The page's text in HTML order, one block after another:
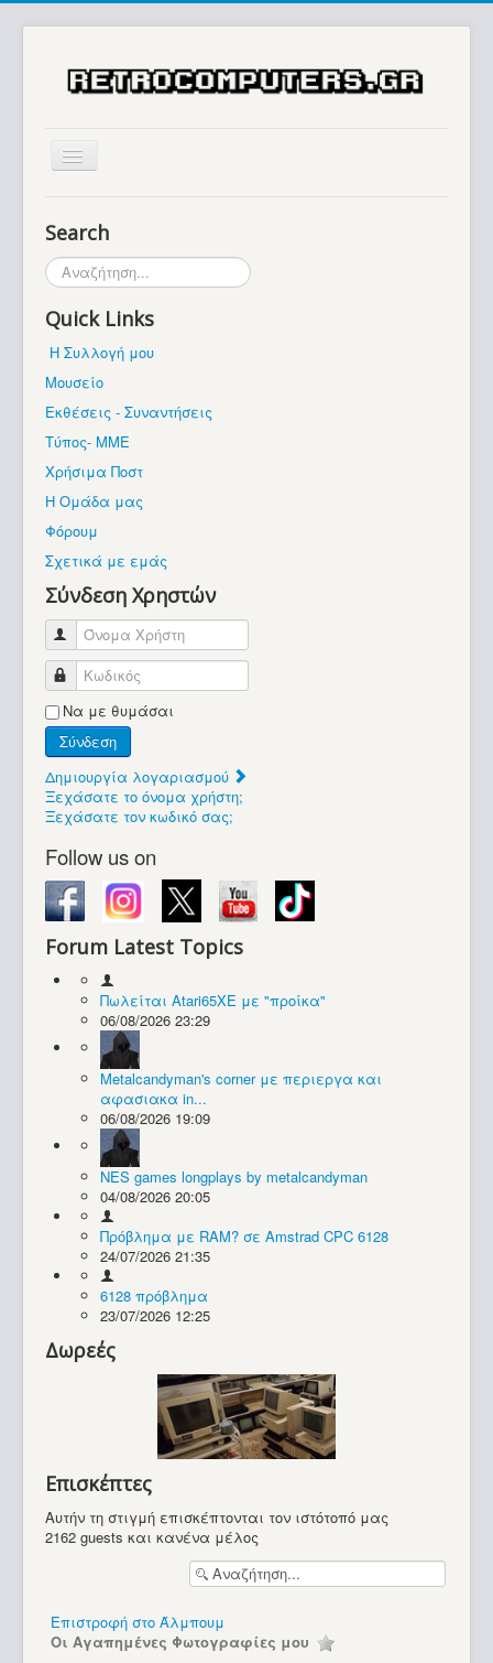
Μουσείο
Βρίσκεστε εδώ:
Συλλογές / Projects
Υπολογιστές
Search
Αναζήτηση...
Quick Links
Η Συλλογή μου
Μουσείο
Εκθέσεις - Συναντήσεις
Τύπος- ΜΜΕ
Χρήσιμα Ποστ
Η Ομάδα μας
Φόρουμ
Σχετικά με εμάς
Σύνδεση Χρηστών
Όνομα Χρήστη
Κωδικός
Να με θυμάσαι
Σύνδεση
Δημιουργία λογαριασμού
Ξεχάσατε το όνομα χρήστη;
Ξεχάσατε τον κωδικό σας;
Follow us on
Forum Latest Topics
Πωλείται Atari65XE με "προίκα"
06/08/2026 23:29
Metalcandyman's corner με περιεργα και
αφασιακα in...
06/08/2026 19:09
NES games longplays by metalcandyman
04/08/2026 20:05
Πρόβλημα με RAM? σε Amstrad CPC 6128
24/07/2026 21:35
6128 πρόβλημα
23/07/2026 12:25
Δωρεές
Επισκέπτες
Αυτήν τη στιγμή επισκέπτονται τον ιστότοπό μας
2162 guests και κανένα μέλος
Επιστροφή στο Άλμπουμ
Οι Αγαπημένες Φωτογραφίες μου